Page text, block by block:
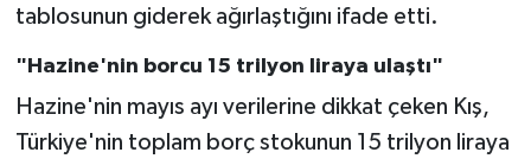
tablosunun giderek ağırlaştığını ifade etti.
"Hazine'nin borcu 15 trilyon liraya ulaştı"
Hazine'nin mayıs ayı verilerine dikkat çeken Kış,
Türkiye'nin toplam borç stokunun 15 trilyon liraya